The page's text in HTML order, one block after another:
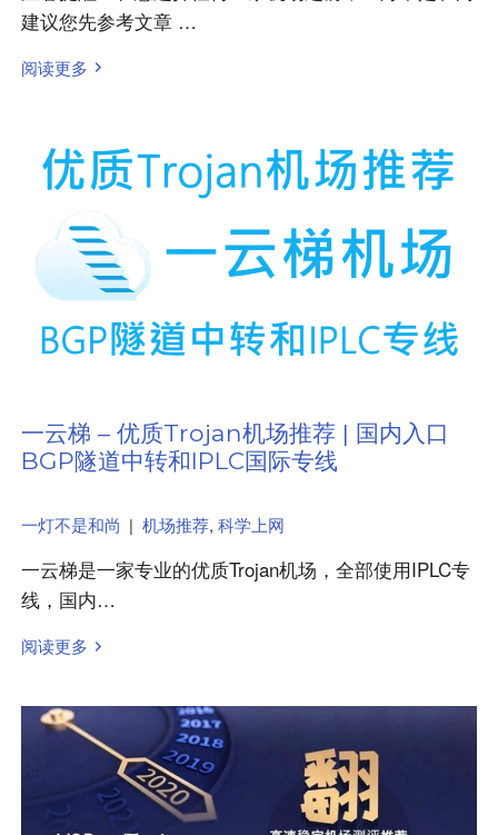
建议您先参考文章 …
阅读更多
一云梯 – 优质Trojan机场推荐 | 国内入口
BGP隧道中转和IPLC国际专线
一灯不是和尚 | 机场推荐, 科学上网
一云梯是一家专业的优质Trojan机场，全部使用IPLC专
线，国内…
阅读更多